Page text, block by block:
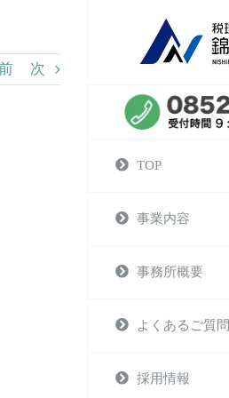
TOP
事業内容
事務所概要
よくあるご質問
採用情報
次